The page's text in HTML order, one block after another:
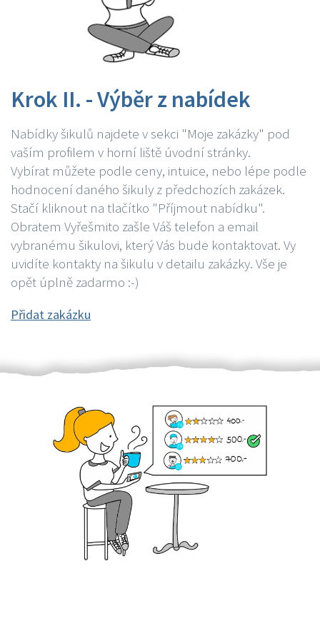
Krok II. - Výběr z nabídek
Nabídky šikulů najdete v sekci "Moje zakázky" pod
vaším profilem v horní liště úvodní stránky.
Vybírat můžete podle ceny, intuice, nebo lépe podle
hodnocení daného šikuly z předchozích zakázek.
Stačí kliknout na tlačítko "Příjmout nabídku".
Obratem Vyřešmito zašle Váš telefon a email
vybranému šikulovi, který Vás bude kontaktovat. Vy
uvidíte kontakty na šikulu v detailu zakázky. Vše je
opět úplně zadarmo :-)
Přidat zakázku